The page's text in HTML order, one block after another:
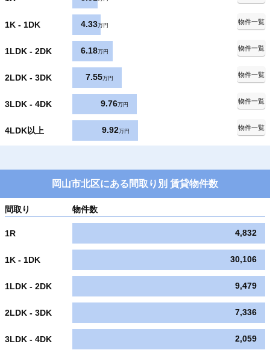
1K - 1DK 4.33万円
物件一覧
1LDK - 2DK 6.18万円
物件一覧
2LDK - 3DK 7.55万円
物件一覧
3LDK - 4DK 9.76万円
物件一覧
4LDK以上 9.92万円
物件一覧
岡山市北区にある間取り別 賃貸物件数
間取り 物件数
1R 4,832
1K - 1DK 30,106
1LDK - 2DK 9,479
2LDK - 3DK 7,336
3LDK - 4DK 2,059